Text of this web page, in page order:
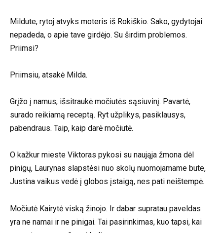
Mildute, rytoj atvyks moteris iš Rokiškio. Sako, gydytojai
nepadeda, o apie tave girdėjo. Su širdim problemos.
Priimsi?
Priimsiu, atsakė Milda.
Grįžo į namus, išsitraukė močiutės sąsiuvinį. Pavartė,
surado reikiamą receptą. Ryt užplikys, pasiklausys,
pabendraus. Taip, kaip darė močiutė.
O kažkur mieste Viktoras pykosi su naująja žmona dėl
pinigų, Laurynas slapstėsi nuo skolų nuomojamame bute,
Justina vaikus vedė į globos įstaigą, nes pati neištempė.
Močiutė Kairytė viską žinojo. Ir dabar supratau paveldas
yra ne namai ir ne pinigai. Tai pasirinkimas, kuo tapsi, kai